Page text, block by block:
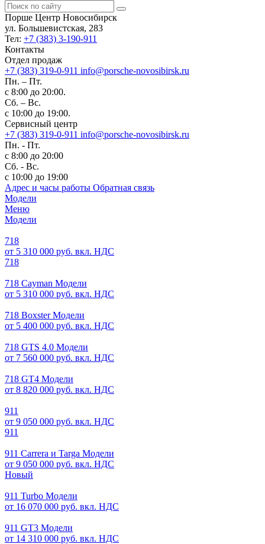
Порше Центр Новосибирск
ул. Большевистская, 283
Тел: +7 (383) 3-190-911
Контакты
Отдел продаж
+7 (383) 319-0-911 info@porsche-novosibirsk.ru
Пн. – Пт.
с 8:00 до 20:00.
Сб. – Вс.
с 10:00 до 19:00.
Сервисный центр
+7 (383) 319-0-911 info@porsche-novosibirsk.ru
Пн. - Пт.
с 8:00 до 20:00
Сб. - Вс.
с 10:00 до 19:00
Адрес и часы работы Обратная связь
Модели
Меню
Модели
718
от 5 310 000 руб. вкл. НДС
718
718 Cayman Модели
от 5 310 000 руб. вкл. НДС
718 Boxster Модели
от 5 400 000 руб. вкл. НДС
718 GTS 4.0 Модели
от 7 560 000 руб. вкл. НДС
718 GT4 Модели
от 8 820 000 руб. вкл. НДС
911
от 9 050 000 руб. вкл. НДС
911
911 Carrera и Targa Модели
от 9 050 000 руб. вкл. НДС
Новый
911 Turbo Модели
от 16 070 000 руб. вкл. НДС
911 GT3 Модели
от 14 310 000 руб. вкл. НДС